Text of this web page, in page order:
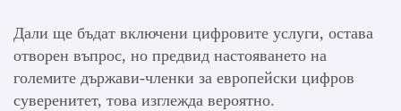
Дали ще бъдат включени цифровите услуги, остава
отворен въпрос, но предвид настояването на
големите държави-членки за европейски цифров
суверенитет, това изглежда вероятно.